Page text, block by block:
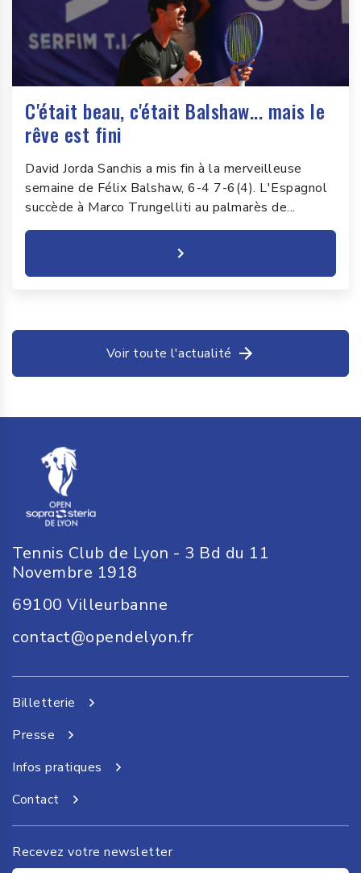
C'était beau, c'était Balshaw... mais le
rêve est fini
David Jorda Sanchis a mis fin à la merveilleuse
semaine de Félix Balshaw, 6-4 7-6(4). L'Espagnol
succède à Marco Trungelliti au palmarès de...
Voir toute l'actualité
Tennis Club de Lyon - 3 Bd du 11
Novembre 1918
69100 Villeurbanne
contact@opendelyon.fr
Billetterie
Presse
Infos pratiques
Contact
Recevez votre newsletter